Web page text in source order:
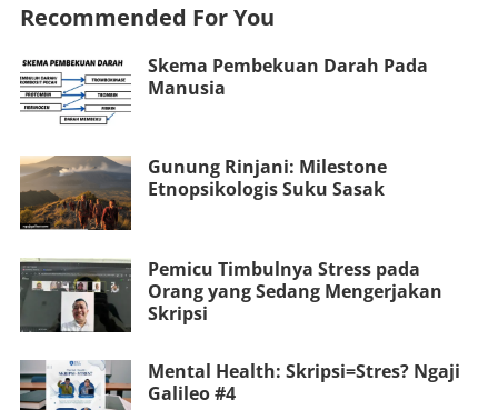
Recommended For You
Skema Pembekuan Darah Pada
Manusia
Gunung Rinjani: Milestone
Etnopsikologis Suku Sasak
Pemicu Timbulnya Stress pada
Orang yang Sedang Mengerjakan
Skripsi
Mental Health: Skripsi=Stres? Ngaji
Galileo #4